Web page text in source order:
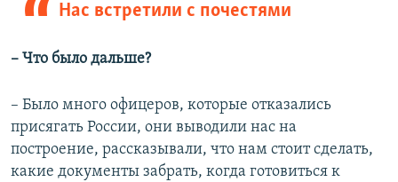
Нас встретили с почестями
– Что было дальше?
– Было много офицеров, которые отказались
присягать России, они выводили нас на
построение, рассказывали, что нам стоит сделать,
какие документы забрать, когда готовиться к